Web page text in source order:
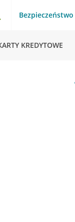
Bezpieczeństwo
KREDYTOWE